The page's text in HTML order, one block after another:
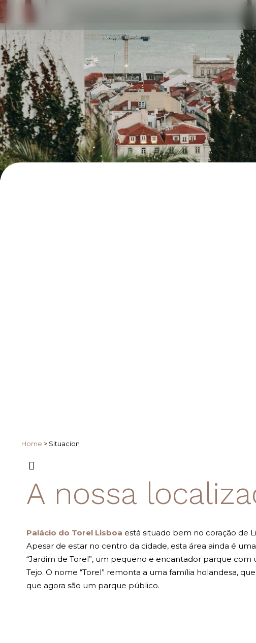
Home > Situacion
A nossa
Palácio do Torel Lisboa está situado bem no coração de
Apesar de estar no centro da cidade, esta área ainda é
“Jardim de Torel”, um pequeno e encantador parque
Tejo. O nome “Torel” remonta a uma família holandesa,
que agora são um parque público.